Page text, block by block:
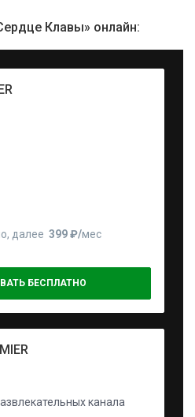
Клавы» онлайн:
далее 399 ₽⁠/⁠мес
БЕСПЛАТНО
канала